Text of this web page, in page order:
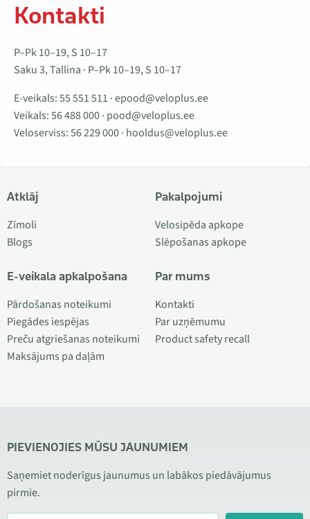
Kontakti
P–Pk 10–19, S 10–17
Saku 3, Tallina · P–Pk 10–19, S 10–17
E-veikals:55 551 511 ·epood@veloplus.ee
Veikals:56 488 000· pood@veloplus.ee
Veloserviss:56 229 000· hooldus@veloplus.ee
Atklāj
Zīmoli
Blogs
E-veikala apkalpošana
Pārdošanas noteikumi
Piegādes iespējas
Preču atgriešanas noteikumi
Maksājums pa daļām
Pakalpojumi
Velosipēda apkope
Slēpošanas apkope
Par mums
Kontakti
Par uzņēmumu
Product safety recall
PIEVIENOJIES MŪSU JAUNUMIEM
Saņemiet noderīgus jaunumus un labākos piedāvājumus
pirmie.